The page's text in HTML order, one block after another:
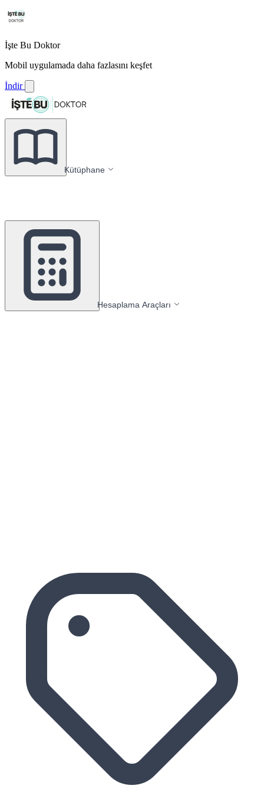
İşte Bu Doktor
Mobil uygulamada daha fazlasını keşfet
İndir
Kütüphane
Hesaplama Araçları